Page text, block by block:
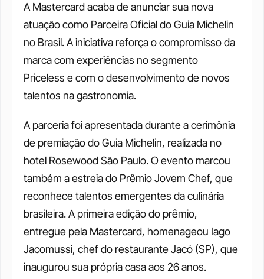
A Mastercard acaba de anunciar sua nova
atuação como Parceira Oficial do Guia Michelin
no Brasil. A iniciativa reforça o compromisso da
marca com experiências no segmento
Priceless e com o desenvolvimento de novos
talentos na gastronomia.
A parceria foi apresentada durante a cerimônia
de premiação do Guia Michelin, realizada no
hotel Rosewood São Paulo. O evento marcou
também a estreia do Prêmio Jovem Chef, que
reconhece talentos emergentes da culinária
brasileira. A primeira edição do prêmio,
entregue pela Mastercard, homenageou Iago
Jacomussi, chef do restaurante Jacó (SP), que
inaugurou sua própria casa aos 26 anos.